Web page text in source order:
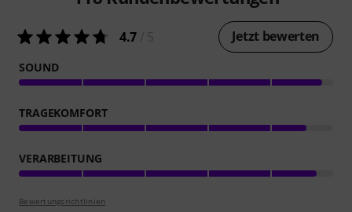
4.7 Jetzt bewerten
SOUND
TRAGEKOMFORT
VERARBEITUNG
Bewertungsrichtlinien